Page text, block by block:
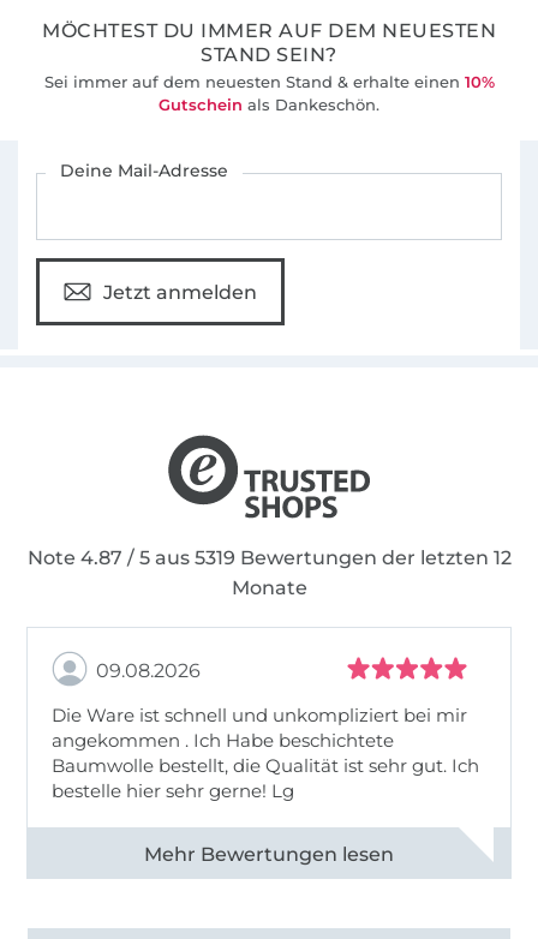
MÖCHTEST DU IMMER AUF DEM NEUESTEN
STAND SEIN?
Sei immer auf dem neuesten Stand & erhalte einen 10%
Gutschein als Dankeschön.
Deine Mail-Adresse
Jetzt anmelden
Note 4.87 / 5 aus 5319 Bewertungen der letzten 12
Monate
09.08.2026
Die Ware ist schnell und unkompliziert bei mir
angekommen . Ich Habe beschichtete
Baumwolle bestellt, die Qualität ist sehr gut. Ich
bestelle hier sehr gerne! Lg
Alle 83031 Bewertungen ansehen